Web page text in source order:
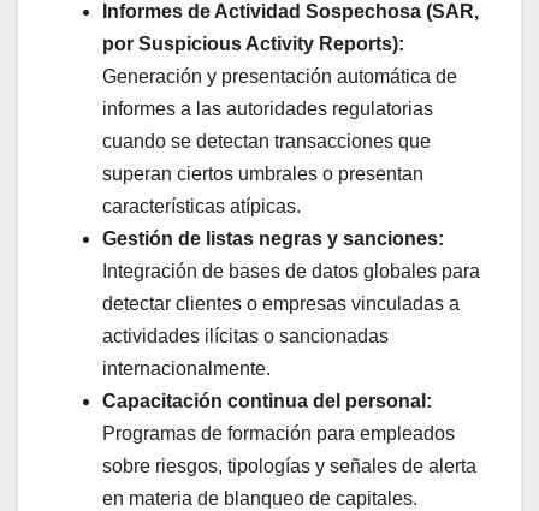
Informes de Actividad Sospechosa (SAR,
por Suspicious Activity Reports):
Generación y presentación automática de
informes a las autoridades regulatorias
cuando se detectan transacciones que
superan ciertos umbrales o presentan
características atípicas.
Gestión de listas negras y sanciones:
Integración de bases de datos globales para
detectar clientes o empresas vinculadas a
actividades ilícitas o sancionadas
internacionalmente.
Capacitación continua del personal:
Programas de formación para empleados
sobre riesgos, tipologías y señales de alerta
en materia de blanqueo de capitales.